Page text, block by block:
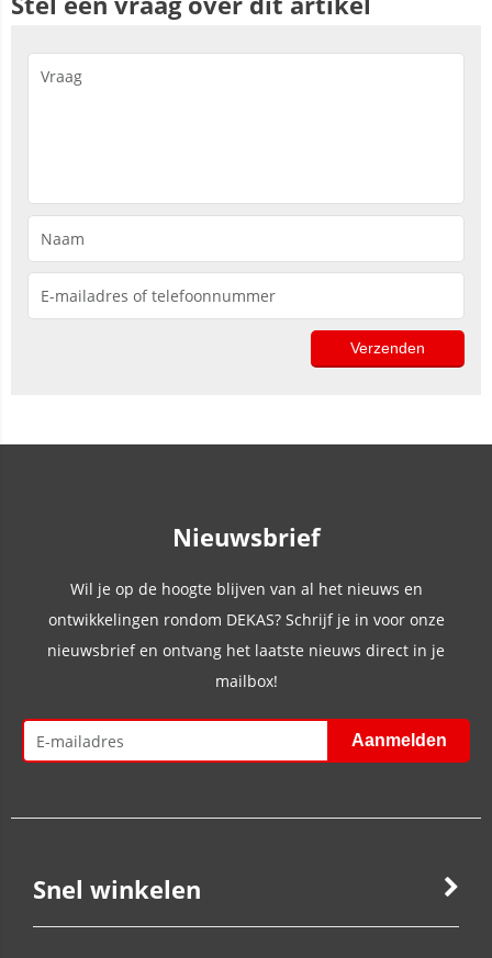
Nieuwsbrief
Wil je op de hoogte blijven van al het nieuws en
ontwikkelingen rondom DEKAS? Schrijf je in voor onze
nieuwsbrief en ontvang het laatste nieuws direct in je
mailbox!
Snel winkelen